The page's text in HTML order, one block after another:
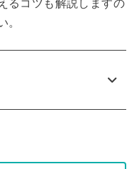
るコツも解説しますの
。